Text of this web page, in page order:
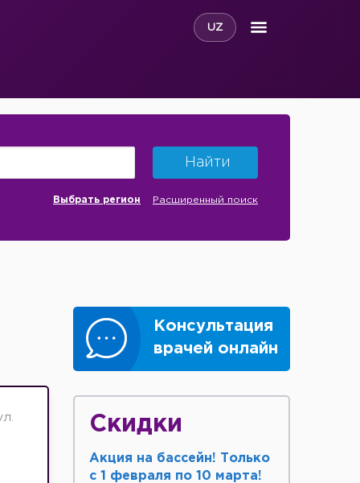
UZ
Найти
Выбрать регион Расширенный поиск
Консультация
врачей онлайн
Скидки
Акция на бассейн! Только
с 1 февраля по 10 марта!